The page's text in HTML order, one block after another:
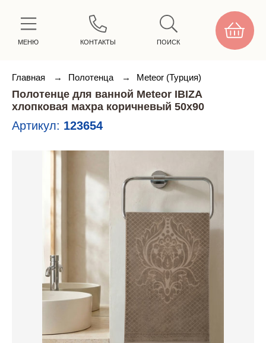
МЕНЮ КОНТАКТЫ ПОИСК
Главная → Полотенца → Meteor (Турция)
Полотенце для ванной Meteor IBIZA
хлопковая махра коричневый 50х90
Артикул: 123654